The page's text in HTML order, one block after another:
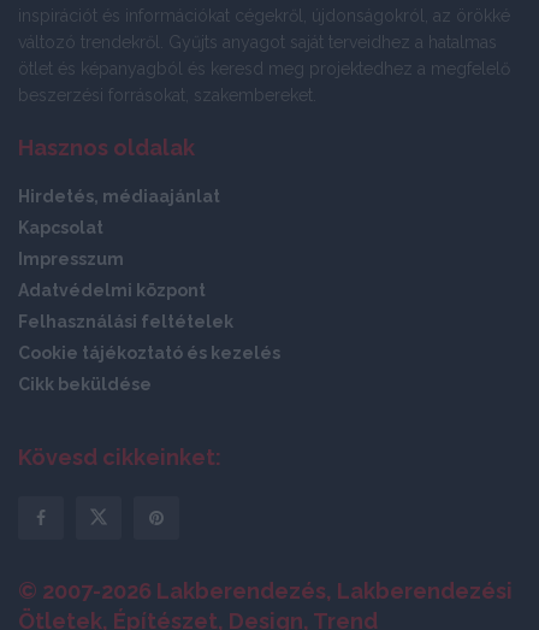
inspirációt és információkat cégekről, újdonságokról, az örökké
változó trendekről. Gyűjts anyagot saját terveidhez a hatalmas
ötlet és képanyagból és keresd meg projektedhez a megfelelő
beszerzési forrásokat, szakembereket.
Hasznos oldalak
Hirdetés, médiaajánlat
Kapcsolat
Impresszum
Adatvédelmi központ
Felhasználási feltételek
Cookie tájékoztató és kezelés
Cikk beküldése
Kövesd cikkeinket:
© 2007-2026 Lakberendezés, Lakberendezési
Ötletek, Építészet, Design, Trend